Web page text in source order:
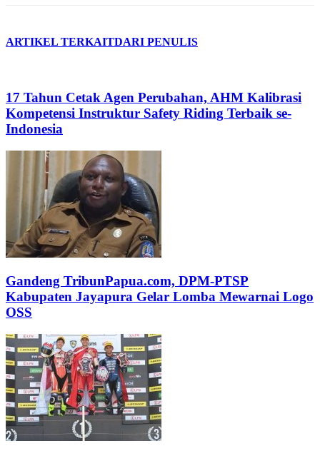
ARTIKEL TERKAITDARI PENULIS
17 Tahun Cetak Agen Perubahan, AHM Kalibrasi
Kompetensi Instruktur Safety Riding Terbaik se-
Indonesia
Gandeng TribunPapua.com, DPM-PTSP
Kabupaten Jayapura Gelar Lomba Mewarnai Logo
OSS